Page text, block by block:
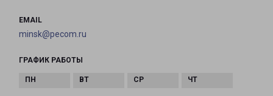
EMAIL
minsk@pecom.ru
ГРАФИК РАБОТЫ